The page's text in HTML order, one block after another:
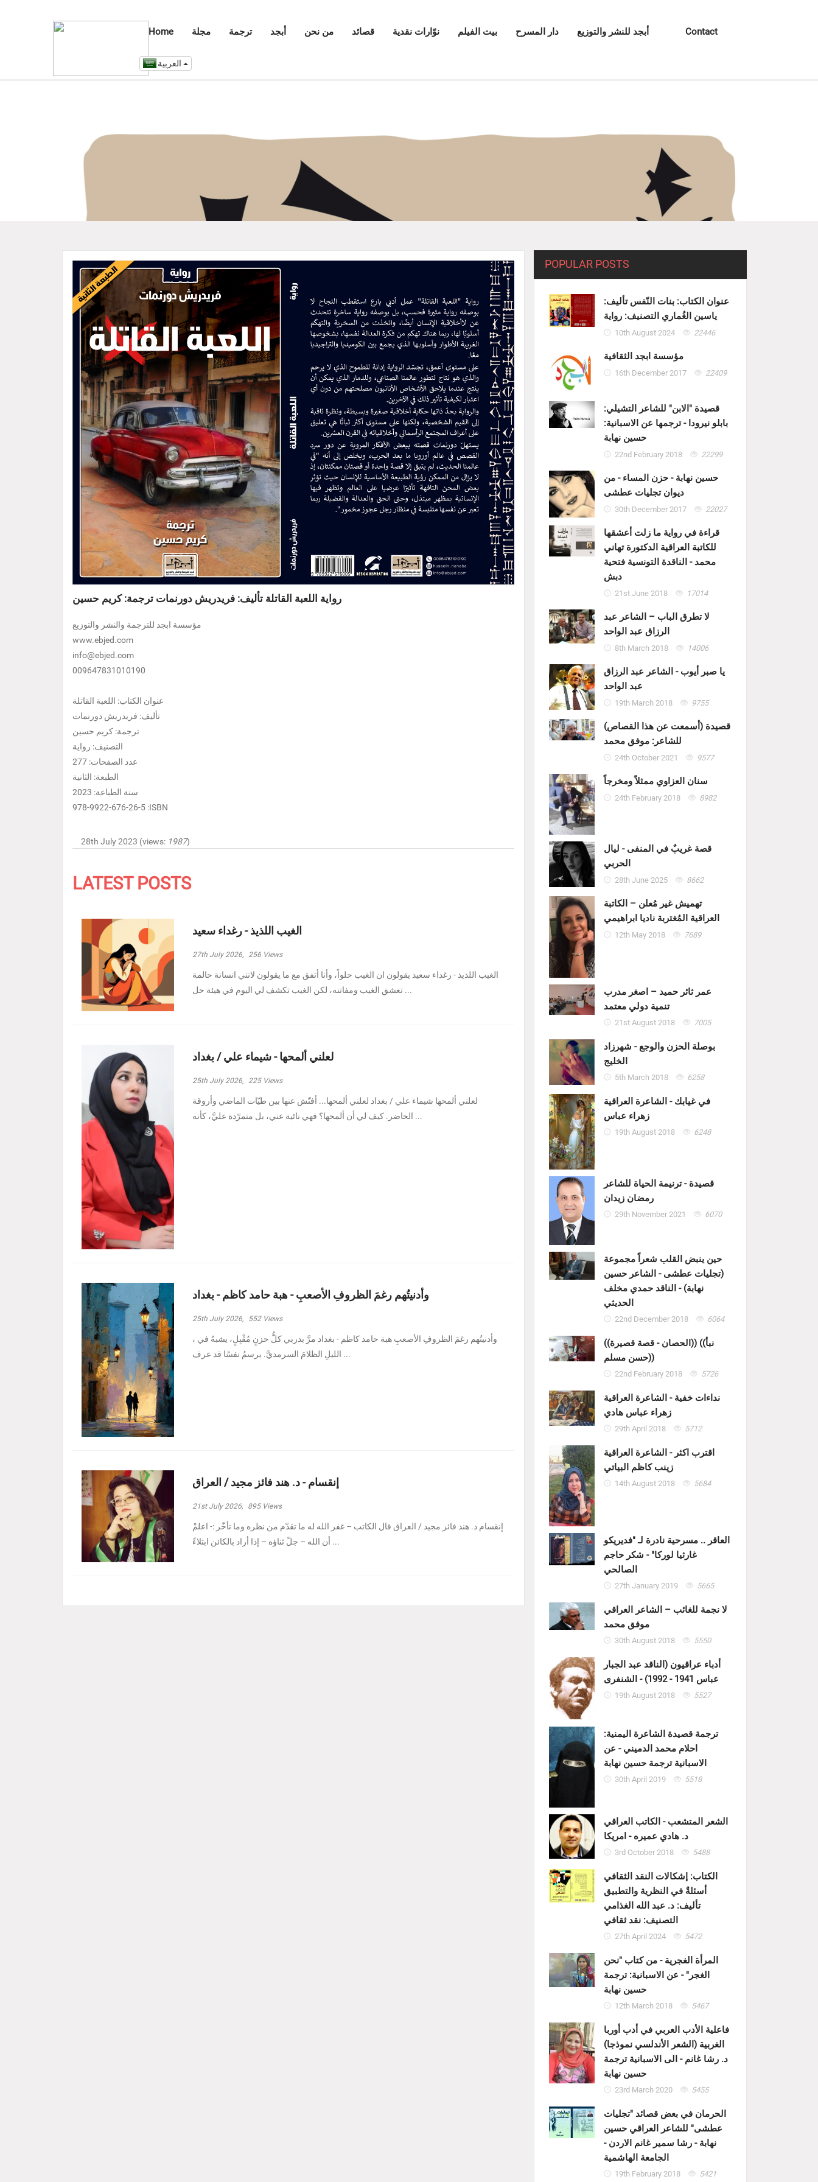
Home مجلة ترجمة أبجد من نحن قصائد نوّارات نقدية بيت الفيلم دار المسرح أبجد للنشر والتوزيع Contact
رواية اللعبة القاتلة تأليف: فريدريش دورنمات ترجمة: كريم حسين
مؤسسة ابجد للترجمة والنشر والتوزيع
www.ebjed.com
info@ebjed.com
009647831010190
عنوان الكتاب: اللعبة القاتلة
تأليف: فريدريش دورنمات
ترجمة: كريم حسين
التصنيف: رواية
عدد الصفحات: 277
الطبعة: الثانية
سنة الطباعة: 2023
978-9922-676-26-5 :ISBN
28th July 2023 (views: 1987)
LATEST POSTS
الغيب اللذيذ - رغداء سعيد
27th July 2026, 256Views
الغيب اللذيذ - رغداء سعيد يقولون ان الغيب حلواً، وأنا أتفق مع ما يقولون لانني انسانة حالمة
تعشق الغيب ومفاتنه، لكن الغيب تكشف لي اليوم في هيئة حل ...
لعلني ألمحها - شيماء علي / بغداد
25th July 2026, 225Views
لعلني ألمحها شيماء علي / بغداد لعلني ألمحها... أفتّش عنها بين طيّات الماضي وأروقة
الحاضر. كيف لي أن ألمحها؟ فهي نائية عني، بل متمرّدة عليَّ، كأنه ...
وأدنيتُهم رغمَ الظروفِ الأصعبِ - هبة حامد كاظم - بغداد
25th July 2026, 552Views
، وأدنيتُهم رغمَ الظروفِ الأصعبِ هبة حامد كاظم - بغداد مرَّ بدربي كلُّ حزنٍ مُقْبِلٍ، يشبهُ في
الليلِ الظلامَ السرمديَّ. يرسمُ نفسًا قد عرف ...
إنقسام - د. هند فائز مجيد / العراق
21st July 2026, 895Views
إنقسام د. هند فائز مجيد / العراق ‏قال الكاتب – غفر الله له ما تقدّم من نظره وما تأخّر :- ‏اعلمْ
أن الله – جلّ ثناؤه – إذا أراد بالكائن ابتلاءً ...
POPULAR POSTS
عنوان الكتاب: بنات النّفس تأليف:
ياسين الغُماري التصنيف: رواية
10th August 2024 22446
مؤسسة ابجد الثقافية
16th December 2017 22409
قصيدة "الابن" للشاعر التشيلي:
بابلو نيرودا - ترجمها عن الاسبانية:
حسين نهابة
22nd February 2018 22299
حسين نهابة - حزن المساء - من
ديوان تجليات عطشى
30th December 2017 22027
قراءة في رواية ما زلت أعشقها
للكاتبة العراقية الدكتورة تهاني
محمد - الناقدة التونسية فتحية
دبش
21st June 2018 17014
لا تطرق الباب – الشاعر عبد
الرزاق عبد الواحد
8th March 2018 14006
يا صبر أيوب - الشاعر عبد الرزاق
عبد الواحد
19th March 2018 9755
قصيدة (أسمعت عن هذا القصاص)
للشاعر: موفق محمد
24th October 2021 9577
سنان العزاوي ممثلاً ومخرجاً
24th February 2018 8982
قصة غريبٌ في المنفى - ليال
الحربي
28th June 2025 8662
تهميش غير مُعلن – الكاتبة
العراقية المُغتربة ناديا ابراهيمي
12th May 2018 7689
عمر ثائر حميد – اصغر مدرب
تنمية دولي معتمد
21st August 2018 7005
بوصلة الحزن والوجع - شهرزاد
الخليج
5th March 2018 6258
في غيابك - الشاعرة العراقية
زهراء عباس
19th August 2018 6248
قصيدة - ترنيمة الحياة للشاعر
رمضان زيدان
29th November 2021 6070
حين ينبض القلب شعراً مجموعة
(تجليات عطشى - الشاعر حسين
نهابة) - الناقد حمدي مخلف
الحديثي
22nd December 2018 6064
((الحصان - قصة قصيرة)) ((نبأ
حسن مسلم))
22nd February 2018 5726
نداءات خفية - الشاعرة العراقية
زهراء عباس هادي
29th April 2018 5712
اقترب اكثر - الشاعرة العراقية
زينب كاظم البياتي
14th August 2018 5684
العاقر .. مسرحية نادرة لـ "فديريكو
غارثيا لوركا" - شكر حاجم
الصالحي
27th January 2019 5665
لا نجمة للغائب – الشاعر العراقي
موفق محمد
30th August 2018 5550
أدباء عراقيون (الناقد عبد الجبار
عباس 1941 - 1992) - الشنفرى
19th August 2018 5527
ترجمة قصيدة الشاعرة اليمنية:
احلام محمد الدميني - عن
الاسبانية ترجمة حسين نهابة
30th April 2019 5518
الشعر المتشعب - الكاتب العراقي
د. هادي عميره - امريكا
3rd October 2018 5488
الكتاب: إشكالات النقد الثقافي
أسئلةٌ في النظرية والتطبيق
تأليف: د. عبد الله الغذامي
التصنيف: نقد ثقافي
27th April 2024 5472
المرأة الغجرية - من كتاب "نحن
الغجر" - عن الاسبانية: ترجمة
حسين نهابة
12th March 2018 5467
فاعلية الأدب العربي في أدب أوربا
الغربية (الشعر الأندلسي نموذجا)
د. رشا غانم - الى الاسبانية ترجمة
حسين نهابة
23rd March 2020 5455
الحرمان في بعض قصائد "تجليات
عطشى" للشاعر العراقي حسين
نهابة - رشا سمير غانم الاردن -
الجامعة الهاشمية
19th February 2018 5421